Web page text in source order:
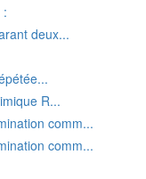
:
deux...
R...
comm...
comm...